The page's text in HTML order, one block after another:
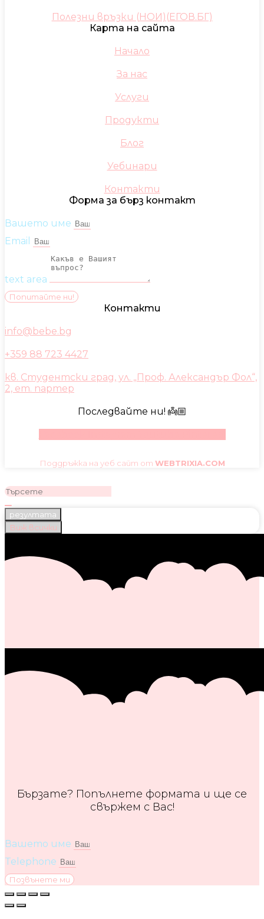
Полезни връзки (НОИ)(ЕГОВ.БГ)
Карта на сайта
Начало
За нас
Услуги
Продукти
Блог
Уебинари
Контакти
Форма за бърз контакт
Вашето име
Email
text area
Попитайте ни!
Контакти
info@bebe.bg
+359 88 723 4427
кв. Студентски град, ул. „Проф. Александър Фол“,
2, ет. партер
Последвайте ни! 👼🏼
Поддръжка на уеб сайт от WEBTRIXIA.COM
резултата
Виж всички
Бързате? Попълнете формата и ще се
свържем с Вас!
Вашето име
Telephone
Позвънете ми